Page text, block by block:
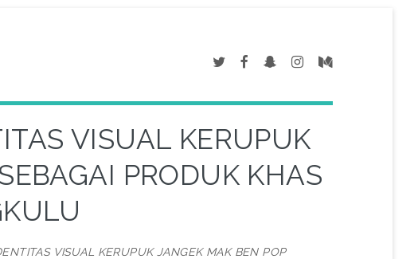
VISUAL KERUPUK
PRODUK KHAS
VISUAL KERUPUK JANGEK MAK BEN POP